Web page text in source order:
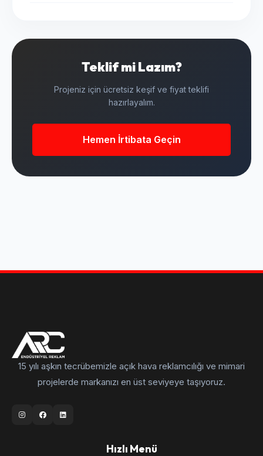
Teklif mi Lazım?
Projeniz için ücretsiz keşif ve fiyat teklifi
hazırlayalım.
Hemen İrtibata Geçin
15 yılı aşkın tecrübemizle açık hava reklamcılığı ve mimari
projelerde markanızı en üst seviyeye taşıyoruz.
Hızlı Menü